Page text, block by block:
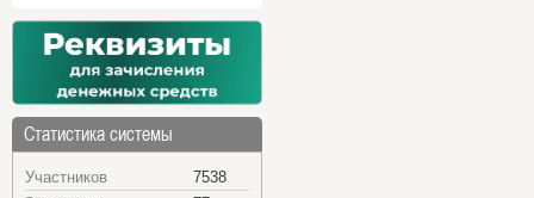
Статистика системы
Участников
7538